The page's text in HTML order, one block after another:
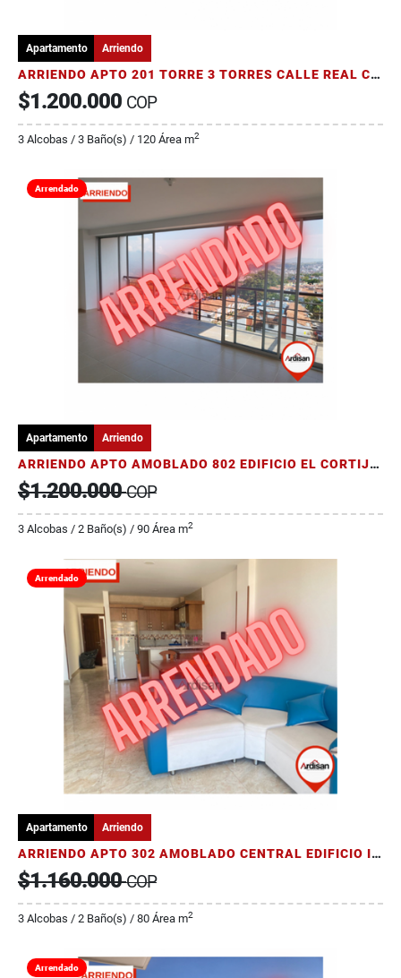
Apartamento Arriendo
ARRIENDO APTO 201 TORRE 3 TORRES CALLE REAL CON ASCENSOR
$1.200.000 COP
3 Alcobas / 3 Baño(s) / 120 Área m2
Arrendado
Apartamento Arriendo
ARRIENDO APTO AMOBLADO 802 EDIFICIO EL CORTIJO EL VIRREY
$1.200.000COP
3 Alcobas / 2 Baño(s) / 90 Área m2
Arrendado
Apartamento Arriendo
ARRIENDO APTO 302 AMOBLADO CENTRAL EDIFICIO ISABELLA
$1.160.000COP
3 Alcobas / 2 Baño(s) / 80 Área m2
Arrendado